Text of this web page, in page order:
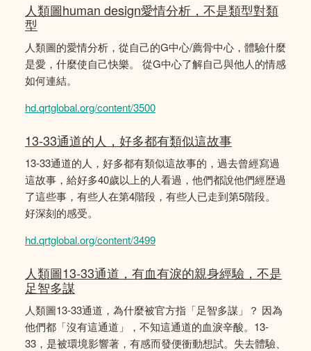
人類圖human design愛情分析，不是類型對類
型
人類圖的愛情分析，從自己的G中心/薦骨中心，體驗什麼
是愛，什麼使自己快樂。 從G中心了解自己與他人的情感
如何連結。
hd.qrtglobal.org/content/3500
13-33通道的人，好多都有類似這故事
13-33通道的人，好多都有類似這故事的，過去曾經寫過
這故事，給好多40歲以上的人看過，他們都說他們經歴過
了這些事，有些人在第4階段，有些人已走到第5階段。
好深刻的感受。
hd.qrtglobal.org/content/3499
人類圖13-33通道，有血有淚的親身經驗，不是
足智多謀
人類圖13-33通道，為什麼被官方指「足智多謀」？ 因為
他們都「沒有這通道」，不知這通道的血淚辛酸。13-
33，是被環境影響著，有感而發便衝動想試。失去體驗、